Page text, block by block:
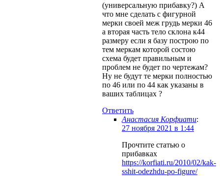
(универсальную прибавку?) А
что мне сделать с фигурной
мерки своей меж грудь мерки 46
а вторая часть тело склона к44
размеру если я базу построю по
тем меркам которой состою
схема будет правильным и
проблем не будет по чертежам?
Ну не будут те мерки полностью
по 46 или по 44 как указаны в
ваших таблицах ?
Ответить
Анастасия Корфиати:
27 ноября 2021 в 1:44
Прочтите статью о
прибавках
https://korfiati.ru/2010/02/kak-
sshit-odezhdu-po-figure/